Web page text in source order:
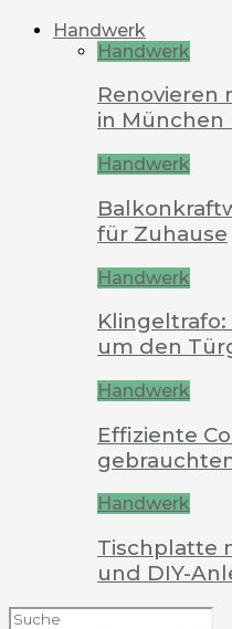
Handwerk
Handwerk
Renovieren
in München
Handwerk
für Zuhause
Handwerk
um den
Handwerk
Effiziente
Handwerk
Tischplatte
und DIY-